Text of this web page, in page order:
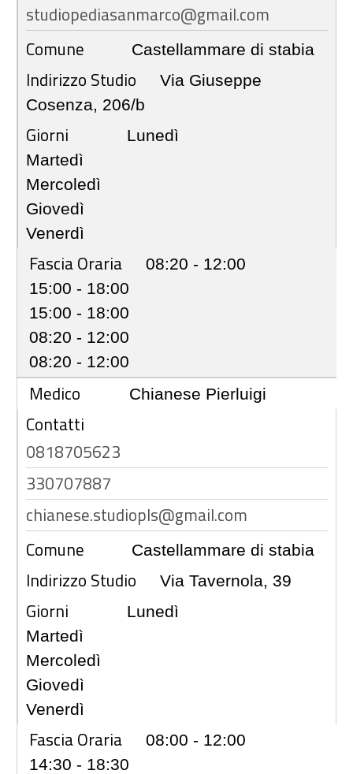
studiopediasanmarco@gmail.com
Comune
Castellammare di stabia
Indirizzo Studio
Via Giuseppe
Cosenza, 206/b
Giorni
Lunedì
Martedì
Mercoledì
Giovedì
Venerdì
Fascia Oraria
08:20 - 12:00
15:00 - 18:00
15:00 - 18:00
08:20 - 12:00
08:20 - 12:00
Medico Chianese Pierluigi
Contatti
0818705623
330707887
chianese.studiopls@gmail.com
Comune
Castellammare di stabia
Indirizzo Studio Via Tavernola, 39
Giorni
Lunedì
Martedì
Mercoledì
Giovedì
Venerdì
Fascia Oraria
08:00 - 12:00
14:30 - 18:30